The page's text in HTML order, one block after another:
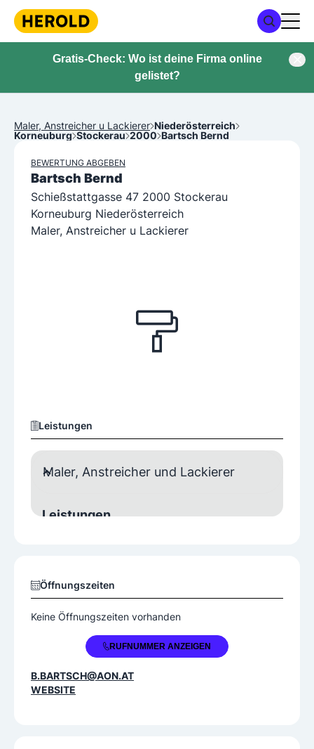
Gratis-Check: Wo ist deine Firma online
gelistet?
Maler, Anstreicher u Lackierer Niederösterreich
Korneuburg Stockerau 2000 Bartsch Bernd
BEWERTUNG ABGEBEN
Bartsch Bernd
Schießstattgasse 47 2000 Stockerau
Korneuburg Niederösterreich
Maler, Anstreicher u Lackierer
Leistungen
Maler, Anstreicher und Lackierer
Leistungen
Öffnungszeiten
Keine Öffnungszeiten vorhanden
+43 664 2800538RUFNUMMER ANZEIGEN
B.BARTSCH@AON.AT
WEBSITE